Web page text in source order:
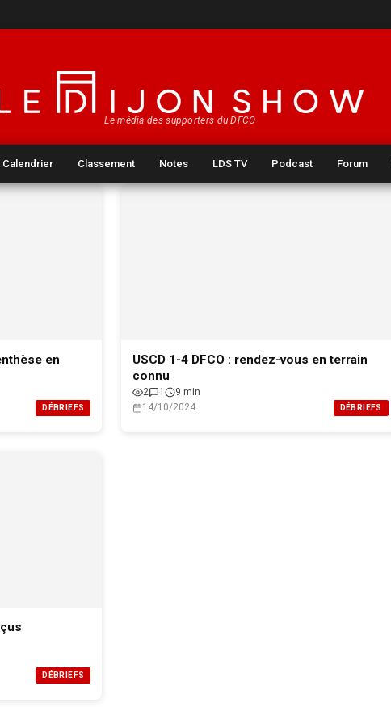
Le média des supporters du DFCO
Calendrier Classement Notes LDS TV Podcast Forum
en
DÉBRIEFS
USCD 1-4 DFCO : rendez-vous en terrain
connu
2 1
9 min
14/10/2024
DÉBRIEFS
DÉBRIEFS